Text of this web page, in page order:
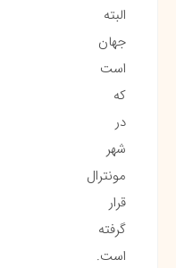
البته
جهان
است
که
در
شهر
مونترال
قرار
گرفته
است.